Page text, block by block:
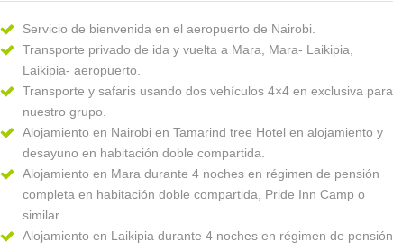
Servicio de bienvenida en el aeropuerto de Nairobi.
Transporte privado de ida y vuelta a Mara, Mara- Laikipia,
Laikipia- aeropuerto.
Transporte y safaris usando dos vehículos 4×4 en exclusiva para
nuestro grupo.
Alojamiento en Nairobi en Tamarind tree Hotel en alojamiento y
desayuno en habitación doble compartida.
Alojamiento en Mara durante 4 noches en régimen de pensión
completa en habitación doble compartida, Pride Inn Camp o
similar.
Alojamiento en Laikipia durante 4 noches en régimen de pensión